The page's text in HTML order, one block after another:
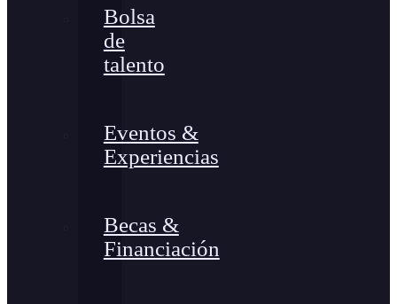
Bolsa
de
talento
Eventos &
Experiencias
Becas &
Financiación